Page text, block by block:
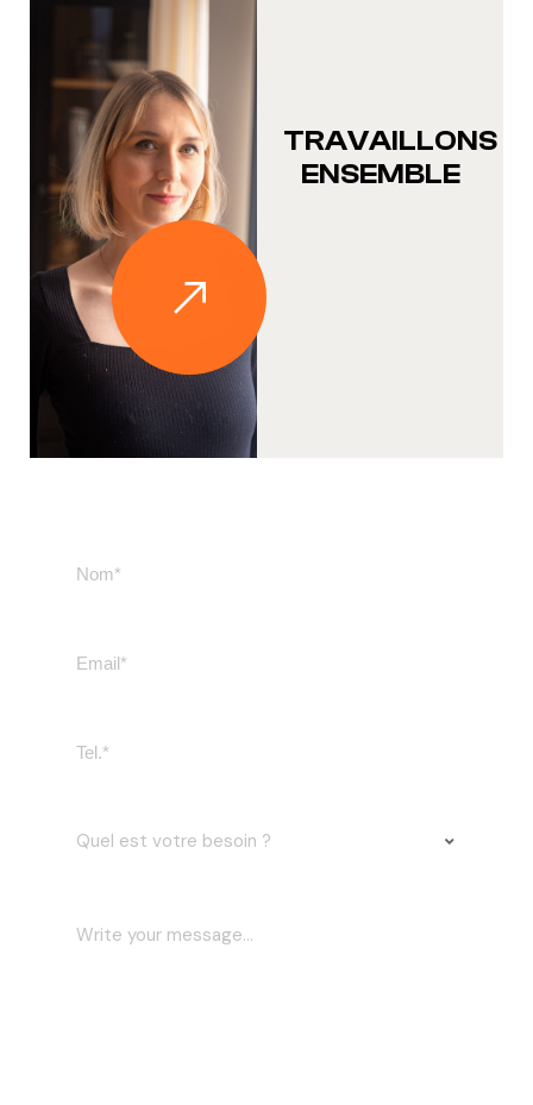
TRAVAILLONS
ENSEMBLE
Quel est votre besoin ?